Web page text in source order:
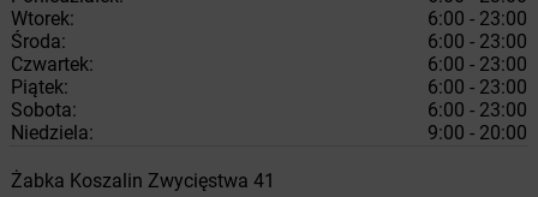
Wtorek:
6:00 - 23:00
Środa:
6:00 - 23:00
Czwartek:
6:00 - 23:00
Piątek:
6:00 - 23:00
Sobota:
6:00 - 23:00
Niedziela:
9:00 - 20:00
Żabka Koszalin Zwycięstwa 41